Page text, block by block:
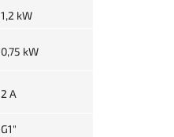
1,2 kW
0,75 kW
2 A
G1"